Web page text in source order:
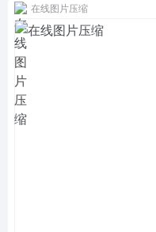
在线图片压缩